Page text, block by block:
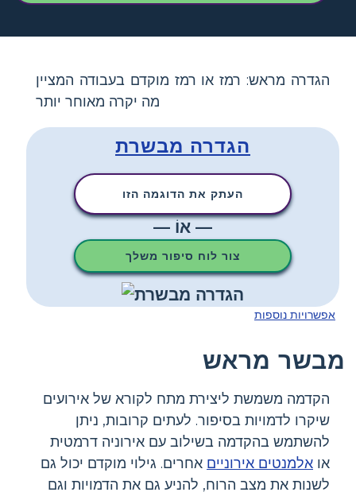
הגדרה מראש: רמז או רמז מוקדם בעבודה המציין
מה יקרה מאוחר יותר
הגדרה מבשרת
העתק את הדוגמה הזו
— אוֹ —
צור לוח סיפור משלך
אפשרויות נוספות
מבשר מראש
הקדמה משמשת ליצירת מתח לקורא של אירועים
שיקרו לדמויות בסיפור. לעתים קרובות, ניתן
להשתמש בהקדמה בשילוב עם אירוניה דרמטית
או אלמנטים אירוניים אחרים. גילוי מוקדם יכול גם
לשנות את מצב הרוח, להניע גם את הדמויות וגם